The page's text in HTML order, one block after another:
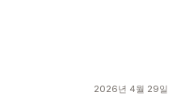
2026년 4월 29일